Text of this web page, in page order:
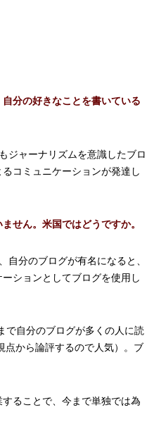
分の好きなことを書いている
ジャーナリズムを意識したブロ
コミュニケーションが発達し
せん。米国ではどうですか。
分のブログが有名になると、
ションとしてブログを使用し
で自分のブログが多くの人に読
点から論評するので人気）。ブ
ることで、今まで単独では為